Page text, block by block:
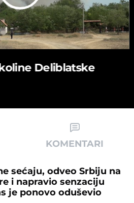
Deliblatske
KOMENTARI
sećaju, odveo Srbiju na
i napravio senzaciju
je ponovo oduševio